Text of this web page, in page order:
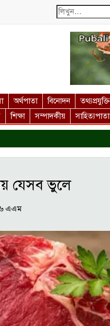
অর্থপাতা বিনোদন তথ্যপ্রযুক্তি
শিক্ষা সম্পাদকীয় সাহিত্যপাতা
যেসব ভুলে
এএম